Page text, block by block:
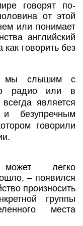
говорят по-
от этой
или понимает
английский
говорить без
мы слышим с
радио или в
является
и безупречным
говорили
легко
– появился
произносить
группы
места